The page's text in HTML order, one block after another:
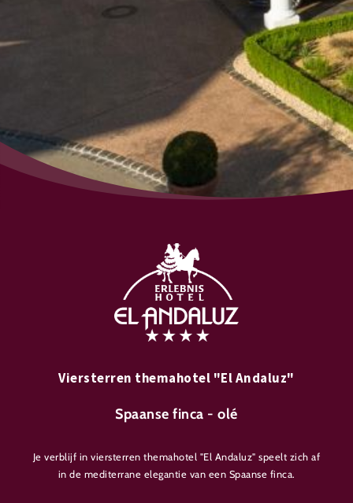
Viersterren themahotel "El Andaluz"
Spaanse finca - olé
Je verblijf in viersterren themahotel "El Andaluz" speelt zich af
in de mediterrane elegantie van een Spaanse finca.